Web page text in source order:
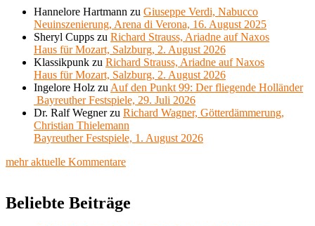
Hannelore Hartmann zu Giuseppe Verdi, Nabucco
Neuinszenierung, Arena di Verona, 16. August 2025
Sheryl Cupps zu Richard Strauss, Ariadne auf Naxos
Haus für Mozart, Salzburg, 2. August 2026
Klassikpunk zu Richard Strauss, Ariadne auf Naxos
Haus für Mozart, Salzburg, 2. August 2026
Ingelore Holz zu Auf den Punkt 99: Der fliegende Holländer
Bayreuther Festspiele, 29. Juli 2026
Dr. Ralf Wegnerzu Richard Wagner, Götterdämmerung,
Christian Thielemann
Bayreuther Festspiele, 1. August 2026
mehr aktuelle Kommentare
Beliebte Beiträge